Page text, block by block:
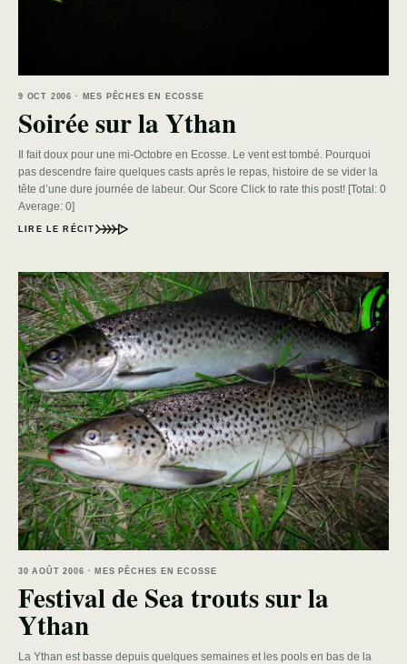
9 OCT 2006 · MES PÊCHES EN ECOSSE
Soirée sur la Ythan
Il fait doux pour une mi-Octobre en Ecosse. Le vent est tombé. Pourquoi
pas descendre faire quelques casts après le repas, histoire de se vider la
tête d’une dure journée de labeur. Our Score Click to rate this post! [Total: 0
Average: 0]
LIRE LE RÉCIT
30 AOÛT 2006 · MES PÊCHES EN ECOSSE
Festival de Sea trouts sur la
Ythan
La Ythan est basse depuis quelques semaines et les pools en bas de la